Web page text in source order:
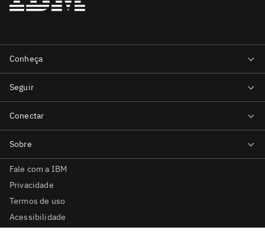
Fale com a IBM
Privacidade
Termos de uso
Acessibilidade